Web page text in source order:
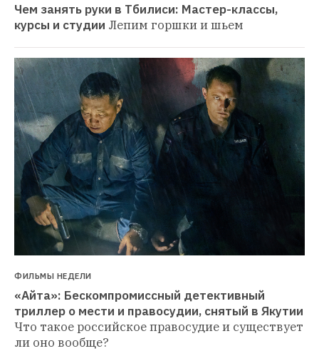
Чем занять руки в Тбилиси: Мастер-классы,
курсы и студии Лепим горшки и шьем
ФИЛЬМЫ НЕДЕЛИ
«Айта»: Бескомпромиссный детективный
триллер о мести и правосудии, снятый в Якутии
Что такое российское правосудие и существует
ли оно вообще?